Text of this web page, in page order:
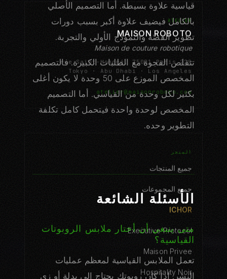
قياسية علاوة بسيطة. أما التصميم الأصلي
بالكامل فيضيف علاوة أكبر بسبب دورات
تطوير القصّة والنموذج الأولي والتجربة.
تتقلص الفجوة مع الطلبات الكبيرة. فالتصميم
المخصص الموزع على 50 وحدة لا يكون أغلى
بكثير لكل وحدة من القياسي. أما التصميم
المخصص لوحدة واحدة فيتحمل كامل تكلفة
التطوير وحده.
الأسئلة الشائعة
متى ينبغي أن أختار ملابس الروبوتات
القياسية؟
تعمل الملابس القياسية لمعظم عمليات
النشر. إذا كان روبوتك يحتاج إلى بدلة أو زي
ATELIER
MAISON ROBOTO
Maison de couture robotique
229 rue Saint-Honoré, 75001 Paris
Tokyo · Abu Dhabi · Los Angeles
atelier@maisonroboto.com
المتجر
جميع المنتجات
جميع المجموعات
ICHOR
Executive Protocol
Maison Privee
Hospitality Noir